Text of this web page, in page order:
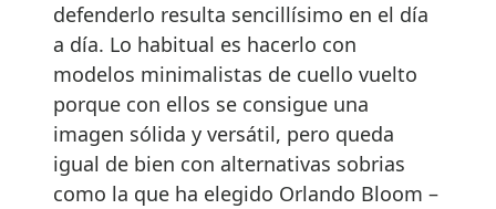
defenderlo resulta sencillísimo en el día
a día. Lo habitual es hacerlo con
modelos minimalistas de cuello vuelto
porque con ellos se consigue una
imagen sólida y versátil, pero queda
igual de bien con alternativas sobrias
como la que ha elegido Orlando Bloom –